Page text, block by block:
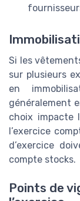
Si les
sur plusieurs
en
généralement
choix impacte
l’exercice
d’exercice
compte stocks.
Points de